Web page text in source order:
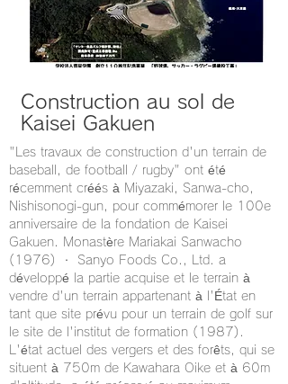
Construction au sol de
Kaisei Gakuen
"Les travaux de construction d'un terrain de
baseball, de football / rugby" ont été
récemment créés à Miyazaki, Sanwa-cho,
Nishisonogi-gun, pour commémorer le 100e
anniversaire de la fondation de Kaisei
Gakuen. Monastère Mariakai Sanwacho
(1976) ・ Sanyo Foods Co., Ltd. a
développé la partie acquise et le terrain à
vendre d'un terrain appartenant à l'État en
tant que site prévu pour un terrain de golf sur
le site de l'institut de formation (1987).
L'état actuel des vergers et des forêts, qui se
situent à 750m de Kawahara Oike et à 60m